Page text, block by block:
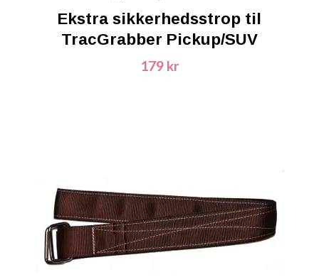
Ekstra sikkerhedsstrop til
TracGrabber Pickup/SUV
179 kr